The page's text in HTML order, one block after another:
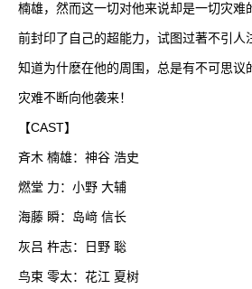
楠雄，然而这一切对他来说却是一切灾难
前封印了自己的超能力，试图过著不引人
知道为什麽在他的周围，总是有不可思议
灾难不断向他袭来！
【CAST】
斉木 楠雄：神谷 浩史
燃堂 力：小野 大辅
海藤 瞬：岛﨑 信长
灰吕 杵志：日野 聡
鸟束 零太：花江 夏树